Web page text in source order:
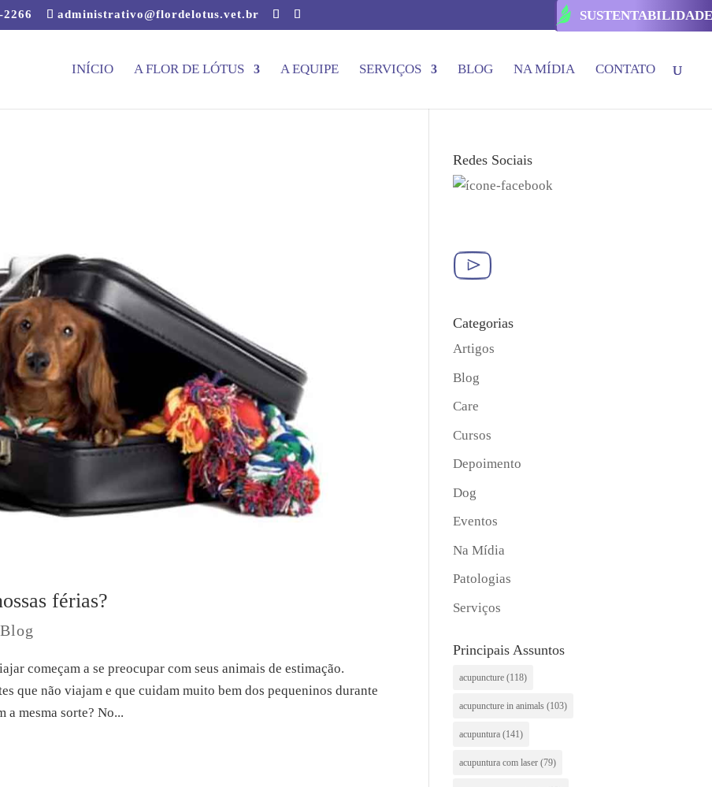
administrativo@flordelotus.vet.br
INÍCIO A FLOR DE LÓTUS A EQUIPE SERVIÇOS BLOG NA MÍDIA CONTATO
férias?
Blog
começam a se preocupar com seus animais de estimação.
que não viajam e que cuidam muito bem dos pequeninos durante
a mesma sorte? No...
Redes Sociais
Categorias
Artigos
Blog
Care
Cursos
Depoimento
Dog
Eventos
Na Mídia
Patologias
Serviços
Principais Assuntos
acupuncture (118)
acupuncture in animals (103)
acupuntura (141)
acupuntura com laser (79)
SUSTENTABILIDADE